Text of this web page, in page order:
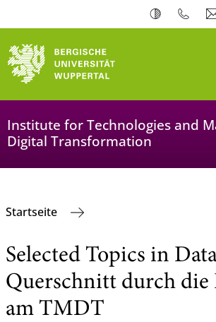
Institute for Technologies and
Digital Transformation
Startseite
Selected Topics in
Querschnitt durch die
am TMDT